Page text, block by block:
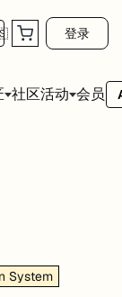
登录
社区活动 会员
System